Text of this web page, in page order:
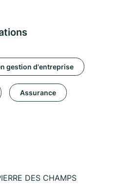
gestion d'entreprise
Assurance
DES CHAMPS